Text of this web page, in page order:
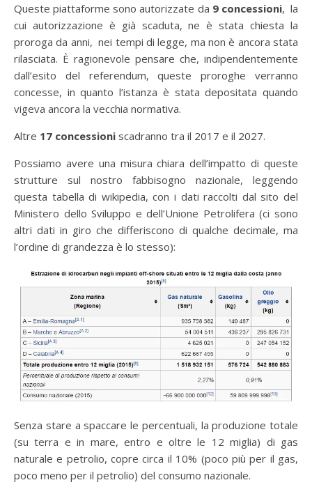
Queste piattaforme sono autorizzate da 9 concessioni, la
cui autorizzazione è già scaduta, ne è stata chiesta la
proroga da anni, nei tempi di legge, ma non è ancora stata
rilasciata. È ragionevole pensare che, indipendentemente
dall’esito del referendum, queste proroghe verranno
concesse, in quanto l’istanza è stata depositata quando
vigeva ancora la vecchia normativa.
Altre 17 concessioni scadranno tra il 2017 e il 2027.
Possiamo avere una misura chiara dell’impatto di queste
strutture sul nostro fabbisogno nazionale, leggendo
questa tabella di wikipedia, con i dati raccolti dal sito del
Ministero dello Sviluppo e dell’Unione Petrolifera (ci sono
altri dati in giro che differiscono di qualche decimale, ma
l’ordine di grandezza è lo stesso):
Senza stare a spaccare le percentuali, la produzione totale
(su terra e in mare, entro e oltre le 12 miglia) di gas
naturale e petrolio, copre circa il 10% (poco più per il gas,
poco meno per il petrolio) del consumo nazionale.